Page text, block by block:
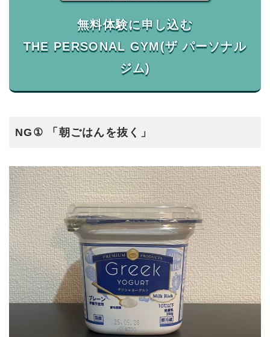
無料体験に申し込む
THE PERSONAL GYM(ザ パーソナル
NG① 「朝ごはんを抜く」